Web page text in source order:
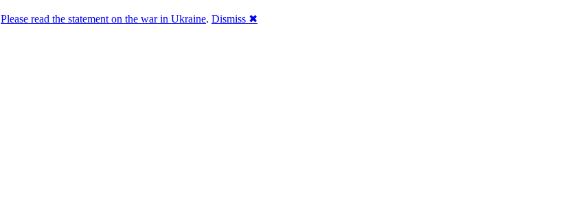
Please read the statement on the war in Ukraine. Dismiss ✖